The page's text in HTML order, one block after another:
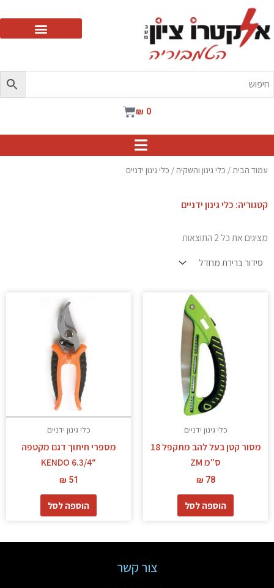
₪ 0
עגלת
עמוד הבית/ כלי גינון והשקיה / כלי גינון ידניים
קטגוריה: כלי גינון ידניים
מציגים את כל ⁦2⁩ התוצאות
כלי גינון ידניים
מסור קטן בעל להב מתקפל 18
ס"מ ZM
₪ 78
הוספה לסל
כלי גינון ידניים
מספרי חיתוך דגם מקטפה
“KENDO 6.3/4
₪ 51
הוספה לסל
צור קשר